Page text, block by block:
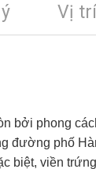
Vị
bởi phong
đường phố
biệt, viền